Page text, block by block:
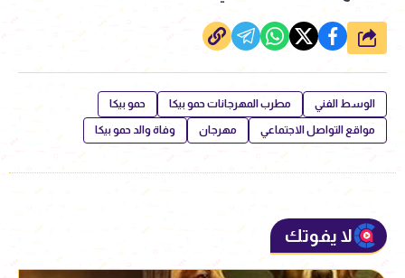
شارك
الوسط الفني مطرب المهرجانات حمو بيكا حمو بيكا
مواقع التواصل الاجتماعي مهرجان وفاة والد حمو بيكا
لا يفوتك